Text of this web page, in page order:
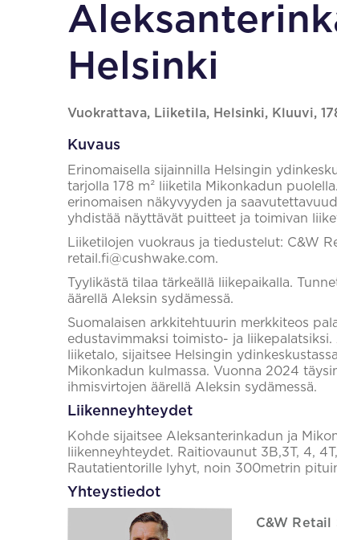
Helsinki
Vuokrattava, Liiketila, Helsinki, Kluuvi,
Kuvaus
Erinomaisella sijainnilla Helsingin
tarjolla 178 m² liiketila Mikonkadun
erinomaisen näkyvyyden ja
yhdistää näyttävät puitteet ja toimivan
Liiketilojen vuokraus ja tiedustelut: C&W
retail.fi@cushwake.com.
Tyylikästä tilaa tärkeällä liikepaikalla.
äärellä Aleksin sydämessä.
Suomalaisen arkkitehtuurin merkkiteos
edustavimmaksi toimisto- ja
liiketalo, sijaitsee Helsingin
Mikonkadun kulmassa. Vuonna 2024
ihmisvirtojen äärellä Aleksin sydämessä.
Liikenneyhteydet
Kohde sijaitsee Aleksanterinkadun ja
liikenneyhteydet. Raitiovaunut 3B,3T, 4,
Rautatientorille lyhyt, noin 300metrin
Yhteystiedot
C&W Retail